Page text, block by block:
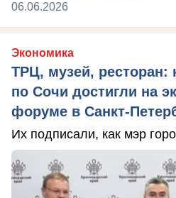
06.06.2026
Экономика
ТРЦ, музей, ресторан:
по Сочи достигли на
форуме в Санкт-
Их подписали, как мэр